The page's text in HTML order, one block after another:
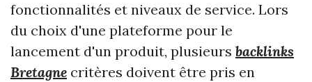
fonctionnalités et niveaux de service. Lors
du choix d'une plateforme pour le
lancement d'un produit, plusieurs backlinks
Bretagne critères doivent être pris en